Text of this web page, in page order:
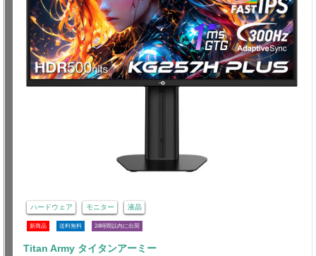
ハードウェア モニター 液晶
新商品 送料無料 24時間以内に出荷
Titan Army タイタンアーミー